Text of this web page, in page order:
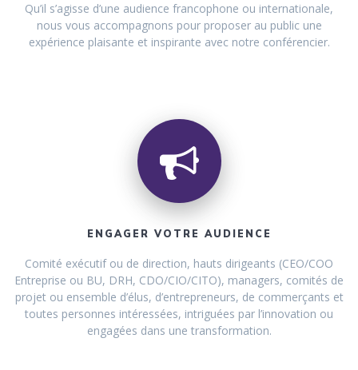
Qu’il s’agisse d’une audience francophone ou internationale,
nous vous accompagnons pour proposer au public une
expérience plaisante et inspirante avec notre conférencier.
ENGAGER VOTRE AUDIENCE
Comité exécutif ou de direction, hauts dirigeants (CEO/COO
Entreprise ou BU, DRH, CDO/CIO/CITO), managers, comités de
projet ou ensemble d’élus, d’entrepreneurs, de commerçants et
toutes personnes intéressées, intriguées par l’innovation ou
engagées dans une transformation.